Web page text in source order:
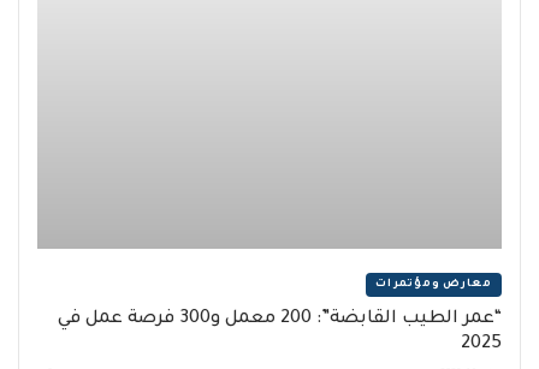
معارض ومؤتمرات
“عمر الطيب القابضة”: 200 معمل و300 فرصة عمل في
2025